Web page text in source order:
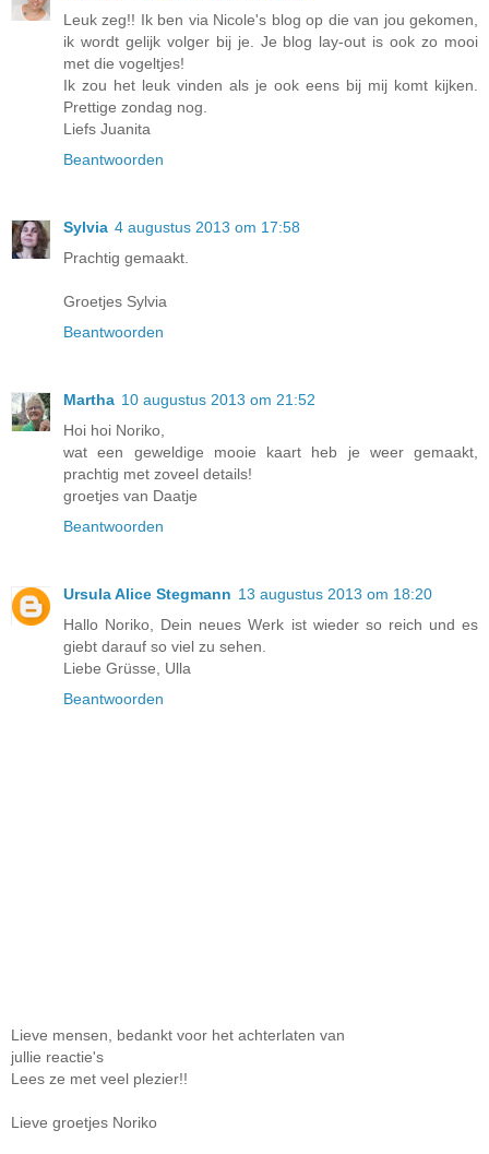
Leuk zeg!! Ik ben via Nicole's blog op die van jou gekomen,
ik wordt gelijk volger bij je. Je blog lay-out is ook zo mooi
met die vogeltjes!
Ik zou het leuk vinden als je ook eens bij mij komt kijken.
Prettige zondag nog.
Liefs Juanita
Beantwoorden
Sylvia 4 augustus 2013 om 17:58
Prachtig gemaakt.
Groetjes Sylvia
Beantwoorden
Martha 10 augustus 2013 om 21:52
Hoi hoi Noriko,
wat een geweldige mooie kaart heb je weer gemaakt,
prachtig met zoveel details!
groetjes van Daatje
Beantwoorden
Ursula Alice Stegmann 13 augustus 2013 om 18:20
Hallo Noriko, Dein neues Werk ist wieder so reich und es
giebt darauf so viel zu sehen.
Liebe Grüsse, Ulla
Beantwoorden
Lieve mensen, bedankt voor het achterlaten van
jullie reactie's
Lees ze met veel plezier!!
Lieve groetjes Noriko